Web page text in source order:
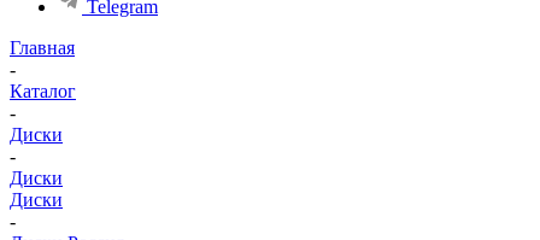
Telegram
Главная
-
Каталог
-
Диски
-
Диски
Диски
-